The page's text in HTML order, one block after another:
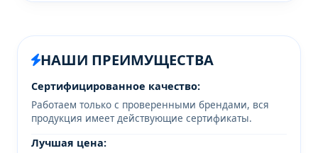
НАШИ ПРЕИМУЩЕСТВА
Сертифицированное качество:
Работаем только с проверенными брендами, вся
продукция имеет действующие сертификаты.
Лучшая цена: